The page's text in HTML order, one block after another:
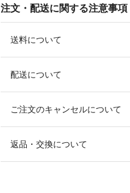
注文・配送に関する注意事項
送料について
配送について
ご注文のキャンセルについて
返品・交換について